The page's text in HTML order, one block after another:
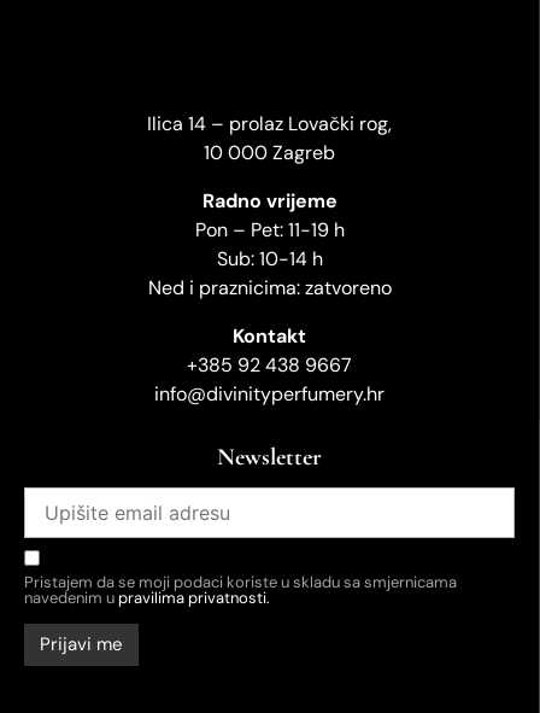
Ilica 14 – prolaz Lovački rog,
10 000 Zagreb
Radno vrijeme
Pon – Pet: 11-19 h
Sub: 10-14 h
Ned i praznicima: zatvoreno
Kontakt
+385 92 438 9667
info@divinityperfumery.hr
Newsletter
Pristajem da se moji podaci koriste u skladu sa smjernicama
navedenim upravilima privatnosti.